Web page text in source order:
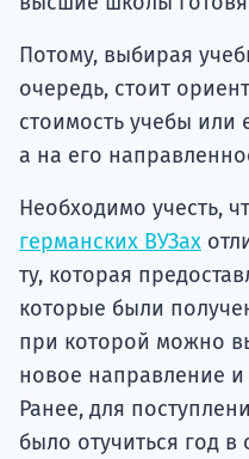
Потому, выбирая
очередь, стоит
стоимость учебы или
а на его
Необходимо учесть,
германских ВУЗах
ту, которая
которые были
при которой можно
новое направление и
Ранее, для
было отучиться год в